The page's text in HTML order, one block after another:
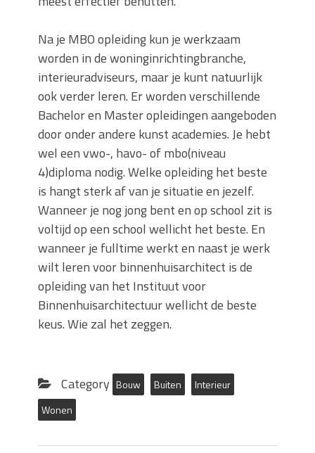
Na je MBO opleiding kun je werkzaam
worden in de woninginrichtingbranche,
interieuradviseurs, maar je kunt natuurlijk
ook verder leren. Er worden verschillende
Bachelor en Master opleidingen aangeboden
door onder andere kunst academies. Je hebt
wel een vwo-, havo- of mbo(niveau
4)diploma nodig. Welke opleiding het beste
is hangt sterk af van je situatie en jezelf.
Wanneer je nog jong bent en op school zit is
voltijd op een school wellicht het beste. En
wanneer je fulltime werkt en naast je werk
wilt leren voor binnenhuisarchitect is de
opleiding van het Instituut voor
Binnenhuisarchitectuur wellicht de beste
keus. Wie zal het zeggen.
Category Bouw Buiten
Interieur
Wonen